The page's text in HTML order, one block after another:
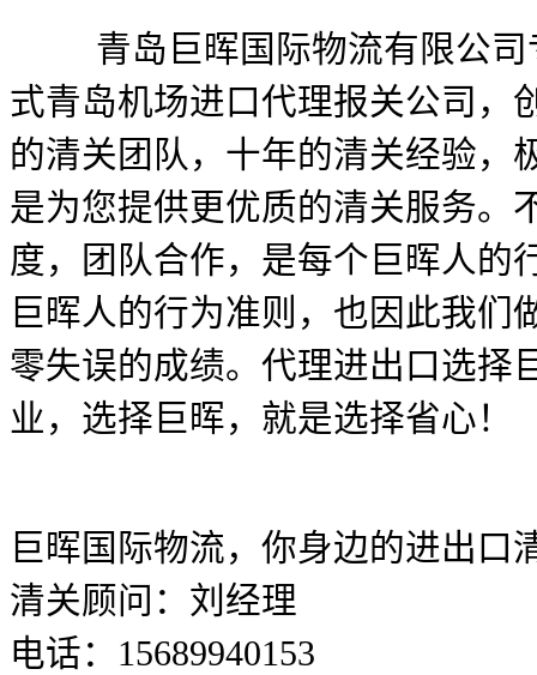
青岛巨晖国际物流有限公司
式青岛机场进口代理报关公司，
的清关团队，十年的清关经验，
是为您提供更优质的清关服务。
度，团队合作，是每个巨晖人的
巨晖人的行为准则，也因此我们
零失误的成绩。代理进出口选择
业，选择巨晖，就是选择省心！
巨晖国际物流，你身边的进出口
清关顾问：刘经理
电话：15689940153